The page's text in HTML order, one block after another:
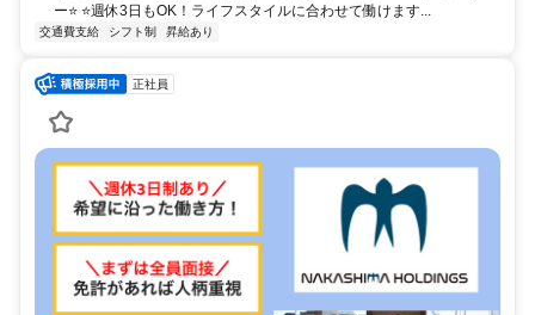
ー⭐️ ⭐️週休3日もOK！ライフスタイルに合わせて働けます...
交通費支給 シフト制 昇給あり
正社員